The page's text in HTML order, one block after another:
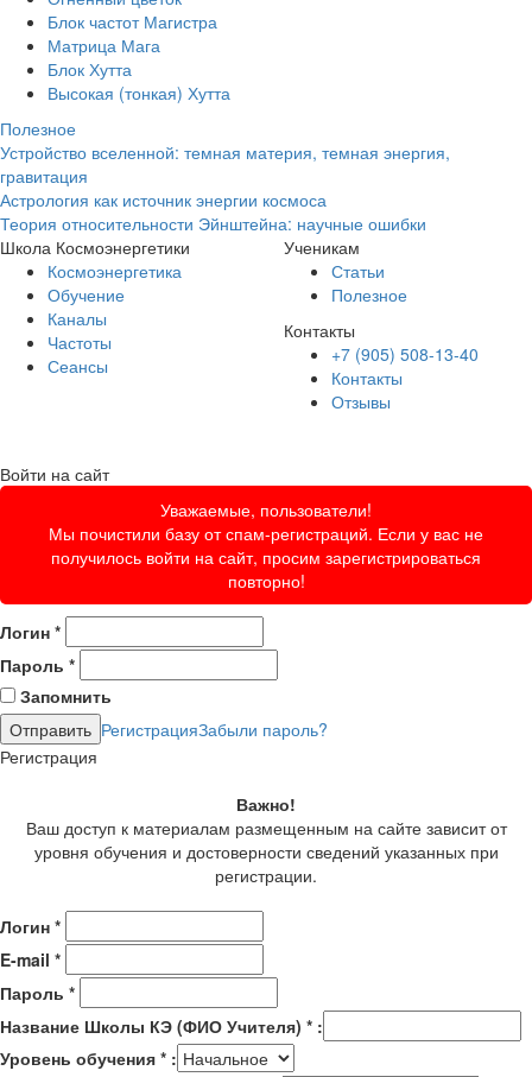
Блок частот Магистра
Матрица Мага
Блок Хутта
Высокая (тонкая) Хутта
Полезное
Устройство вселенной: темная материя, темная энергия,
гравитация
Астрология как источник энергии космоса
Теория относительности Эйнштейна: научные ошибки
Школа Космоэнергетики
Космоэнергетика
Обучение
Каналы
Частоты
Сеансы
Ученикам
Статьи
Полезное
Контакты
+7 (905) 508-13-40
Контакты
Отзывы
Войти на сайт
Уважаемые, пользователи!
Мы почистили базу от спам-регистраций. Если у вас не
получилось войти на сайт, просим зарегистрироваться
повторно!
Логин *
Пароль *
Запомнить
РегистрацияЗабыли пароль?
Регистрация
Важно!
Ваш доступ к материалам размещенным на сайте зависит от
уровня обучения и достоверности сведений указанных при
регистрации.
Логин *
E-mail *
Пароль *
Название Школы КЭ (ФИО Учителя) * :
Уровень обучения * :